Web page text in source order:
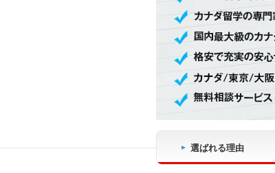
選ばれる理由